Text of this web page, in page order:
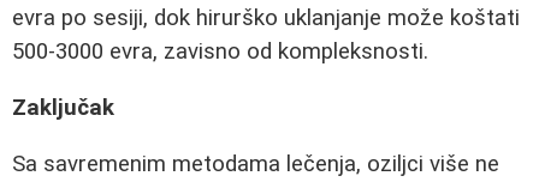
evra po sesiji, dok hirurško uklanjanje može koštati
500-3000 evra, zavisno od kompleksnosti.
Zaključak
Sa savremenim metodama lečenja, oziljci više ne